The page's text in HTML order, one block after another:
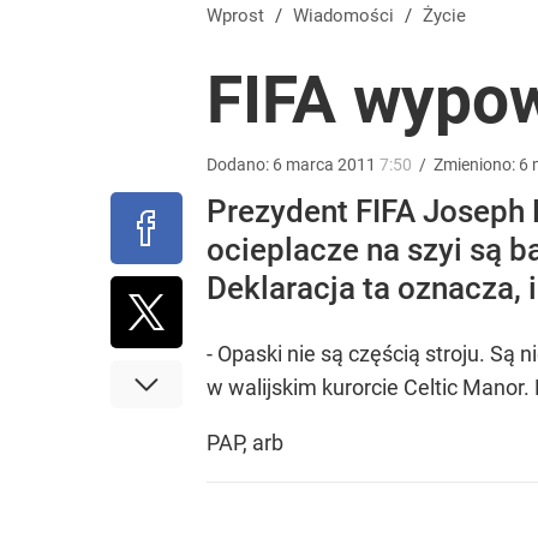
Wrze po roku Nawrockiego. „Największa hańba”
Niemiecka prasa uderza w Nawrockiego. Wini go
Jak Ewa Woydyłło z terapeutki stała się
Wprost / Wiadomości / Życie
FIFA
Dodano: 6 marca 2011 7:50 / Zmieniono: 6
Prezydent FIFA
ocieplacze na szyi są
Deklaracja ta oznacza,
- Opaski nie są częścią stroju. Są
w walijskim kurorcie Celtic
PAP, arb